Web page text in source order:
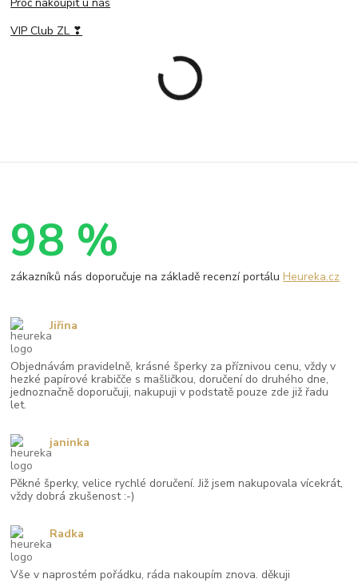
VIP Club ZL ❣
98 %
zákazníků nás doporučuje na základě recenzí portáluHeureka.cz
Objednávám pravidelně, krásné šperky za příznivou cenu, vždy v
hezké papírové krabičče s mašličkou, doručení do druhého dne,
jednoznačně doporučuji, nakupuji v podstatě pouze zde již řadu
let.
Jiřina
Pěkné šperky, velice rychlé doručení. Již jsem nakupovala vícekrát,
vždy dobrá zkušenost :-)
janinka
Vše v naprostém pořádku, ráda nakoupím znova. děkuji
Radka